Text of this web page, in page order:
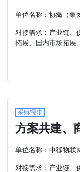
单位名称：协鑫（集
对接需求：产业链、
拓展、国内市场拓展
采购/需求
方案共建、
单位名称：中移物联
对接需求：产业链、